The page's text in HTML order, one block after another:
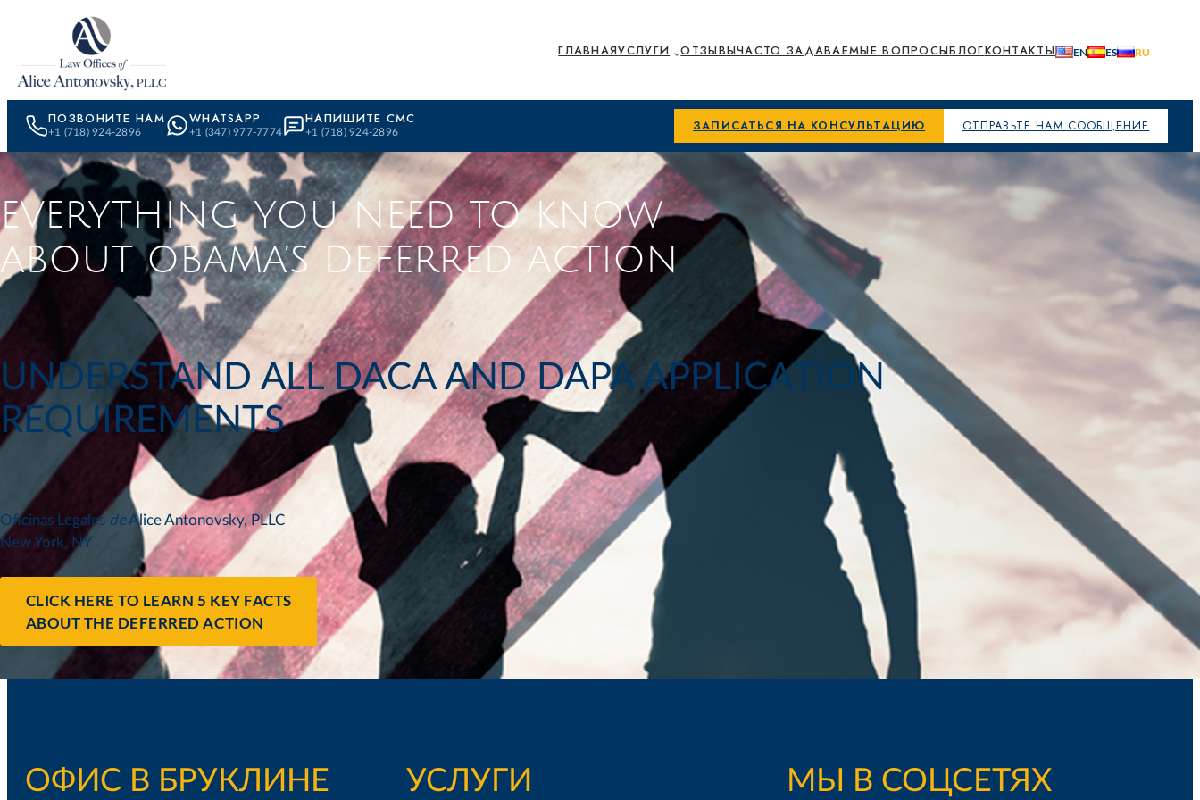
Skip to content
ГЛАВНАЯУСЛУГИ ОТЗЫВЫЧАСТО ЗАДАВАЕМЫЕ ВОПРОСЫБЛОГКОНТАКТЫ
ПОЗВОНИТЕ НАМ
+1 (718) 924-2896
WHATSAPP
+1 (347) 977-7774
НАПИШИТЕ СМС
+1 (718) 924-2896 ЗАПИСАТЬСЯ НА КОНСУЛЬТАЦИЮ ОТПРАВЬТЕ НАМ СООБЩЕНИЕ
EVERYTHING YOU NEED TO KNOW
ABOUT OBAMA’S DEFERRED ACTION
UNDERSTAND ALL DACA AND DAPA APPLICATION
REQUIREMENTS
Oficinas Legales deAlice Antonovsky, PLLC
New York, NY
CLICK HERE TO LEARN 5 KEY FACTS
ABOUT THE DEFERRED ACTION
ОФИС В БРУКЛИНЕ УСЛУГИ МЫ В СОЦСЕТЯХ